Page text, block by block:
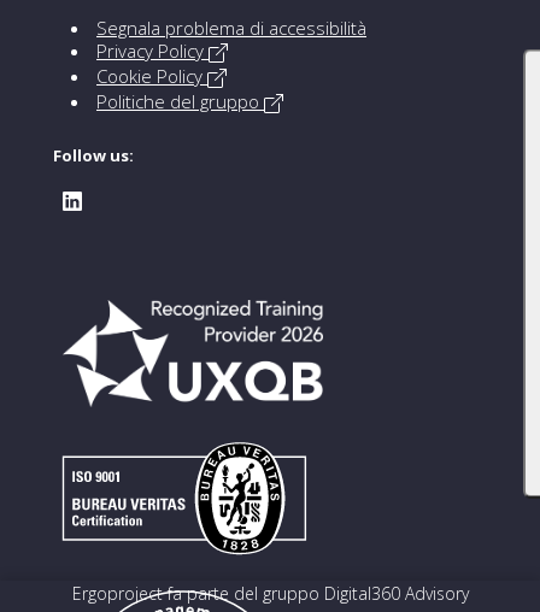
Segnala problema di accessibilità
Privacy Policy
Cookie Policy
Politiche del gruppo
Follow us:
Ergoproject fa parte del gruppo Digital360 Advisory